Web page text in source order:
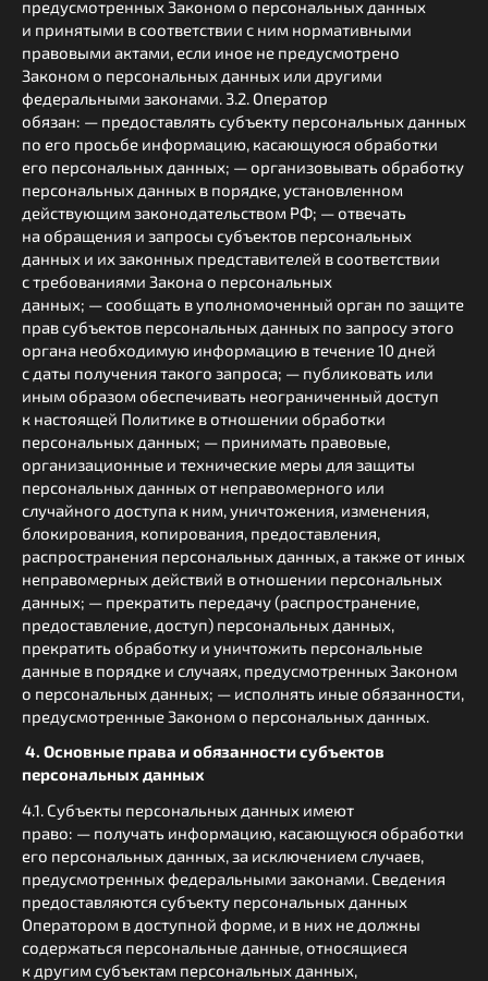
предусмотренных Законом о персональных данных
и принятыми в соответствии с ним нормативными
правовыми актами, если иное не предусмотрено
Законом о персональных данных или другими
федеральными законами. 3.2. Оператор
обязан: — предоставлять субъекту персональных данных
по его просьбе информацию, касающуюся обработки
его персональных данных; — организовывать обработку
персональных данных в порядке, установленном
действующим законодательством РФ; — отвечать
на обращения и запросы субъектов персональных
данных и их законных представителей в соответствии
с требованиями Закона о персональных
данных; — сообщать в уполномоченный орган по защите
прав субъектов персональных данных по запросу этого
органа необходимую информацию в течение 10 дней
с даты получения такого запроса; — публиковать или
иным образом обеспечивать неограниченный доступ
к настоящей Политике в отношении обработки
персональных данных; — принимать правовые,
организационные и технические меры для защиты
персональных данных от неправомерного или
случайного доступа к ним, уничтожения, изменения,
блокирования, копирования, предоставления,
распространения персональных данных, а также от иных
неправомерных действий в отношении персональных
данных; — прекратить передачу (распространение,
предоставление, доступ) персональных данных,
прекратить обработку и уничтожить персональные
данные в порядке и случаях, предусмотренных Законом
о персональных данных; — исполнять иные обязанности,
предусмотренные Законом о персональных данных.
4. Основные права и обязанности субъектов
персональных данных
4.1. Субъекты персональных данных имеют
право: — получать информацию, касающуюся обработки
его персональных данных, за исключением случаев,
предусмотренных федеральными законами. Сведения
предоставляются субъекту персональных данных
Оператором в доступной форме, и в них не должны
содержаться персональные данные, относящиеся
к другим субъектам персональных данных,